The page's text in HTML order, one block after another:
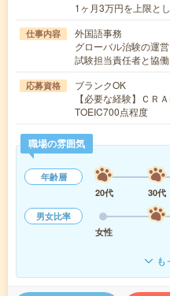
1ヶ月3万円を上限と
仕事内容
外国語事務
グローバル治験の運
試験担当責任者と協
応募資格
ブランクOK
【必要な経験】Ｃ
TOEIC700点程度
職場の雰囲気
年齢層
20代
30代
男女比率
女性
も